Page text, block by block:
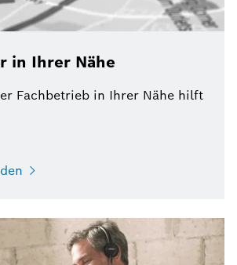
in Ihrer Nähe
Fachbetrieb in Ihrer Nähe hilft